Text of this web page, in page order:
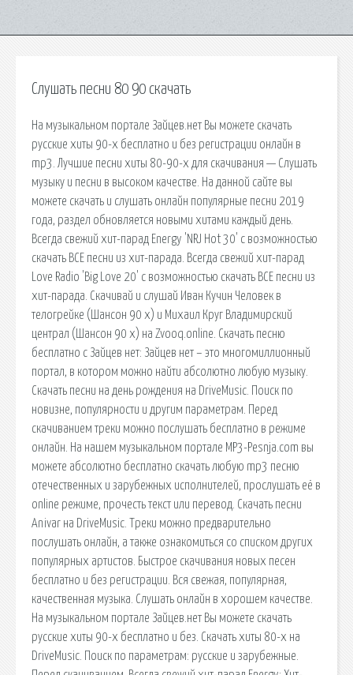
Слушать песни 80 90 скачать
На музыкальном портале Зайцев.нет Вы можете скачать
русские хиты 90-х бесплатно и без регистрации онлайн в
mp3. Лучшие песни хиты 80-90-х для скачивания — Слушать
музыку и песни в высоком качестве. На данной сайте вы
можете скачать и слушать онлайн популярные песни 2019
года, раздел обновляется новыми хитами каждый день.
Всегда свежий хит-парад Energy 'NRJ Hot 30' с возможностью
скачать ВСЕ песни из хит-парада. Всегда свежий хит-парад
Love Radio 'Big Love 20' с возможностью скачать ВСЕ песни из
хит-парада. Скачивай и слушай Иван Кучин Человек в
телогрейке (Шансон 90 х) и Михаил Круг Владимирский
централ (Шансон 90 х) на Zvooq.online. Скачать песню
бесплатно с Зайцев нет: Зайцев нет – это многомиллионный
портал, в котором можно найти абсолютно любую музыку.
Скачать песни на день рождения на DriveMusic. Поиск по
новизне, популярности и другим параметрам. Перед
скачиванием треки можно послушать бесплатно в режиме
онлайн. На нашем музыкальном портале MP3-Pesnja.com вы
можете абсолютно бесплатно скачать любую mp3 песню
отечественных и зарубежных исполнителей, прослушать её в
online режиме, прочесть текст или перевод. Скачать песни
Anivar на DriveMusic. Треки можно предварительно
послушать онлайн, а также ознакомиться со списком других
популярных артистов. Быстрое скачивания новых песен
бесплатно и без регистрации. Вся свежая, популярная,
качественная музыка. Слушать онлайн в хорошем качестве.
На музыкальном портале Зайцев.нет Вы можете скачать
русские хиты 90-х бесплатно и без. Скачать хиты 80-х на
DriveMusic. Поиск по параметрам: русские и зарубежные.